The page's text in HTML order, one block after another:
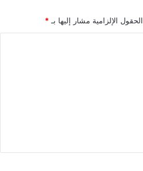
الحقول الإلزامية مشار إليها بـ *